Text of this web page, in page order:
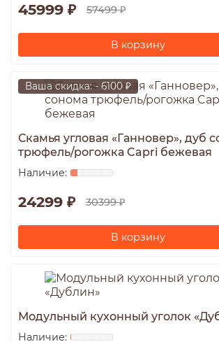
45999 ₽ 57499 ₽
В корзину
Ваша скидка: - 6100 ₽
Скамья угловая «Ганновер», дуб
трюфель/рогожка Capri бежевая
24299 ₽ 30399 ₽
В корзину
Модульный кухонный уголок